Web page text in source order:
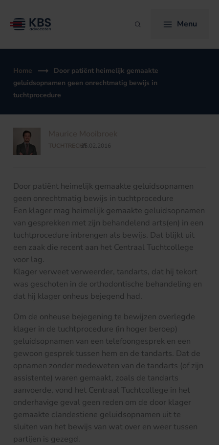
naar
Zoeken Menu
Home
Door patiënt heimelijk gemaakte
geluidsopnamen geen onrechtmatig bewijs in
tuchtprocedure
Maurice Mooibroek
TUCHTRECHT
/
25.02.2016
Door patiënt heimelijk gemaakte geluidsopnamen
geen onrechtmatig bewijs in tuchtprocedure
Een klager mag heimelijk gemaakte geluidsopnamen
van gesprekken met zijn behandelend arts(en) in een
tuchtprocedure inbrengen als bewijs. Dat blijkt uit
een zaak die recent aan het Centraal Tuchtcollege
voor lag.
Klager verweet verweerder, tandarts, dat hij tekort
was geschoten in de orthodontische behandeling en
dat hij klager onheus bejegend had.
Om de onheuse bejegening te bewijzen overlegde
klager in de tuchtprocedure (in hoger beroep)
geluidsopnamen van een telefoongesprek en een
gewoon gesprek tussen hem en de tandarts. Dat de
opnamen zonder medeweten van de tandarts (of zijn
assistente) waren gemaakt, zoals de tandarts
aanvoerde, vond het Centraal Tuchtcollege in het
onderhavige geval geen reden om de door klager
gemaakte clandestiene geluidsopnamen uit te
sluiten van het bewijs van wat over en weer tussen
partijen is gezegd.